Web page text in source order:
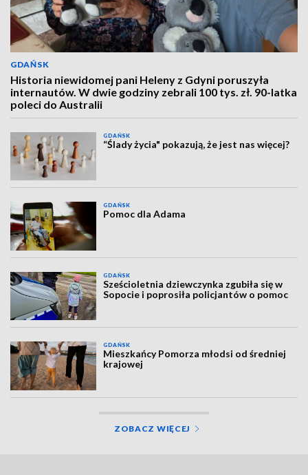
GDAŃSK
Historia niewidomej pani Heleny z Gdyni poruszyła
internautów. W dwie godziny zebrali 100 tys. zł. 90-latka
poleci do Australii
GDAŃSK
“Ślady życia" pokazują, że jest nas więcej?
GDAŃSK
Pomoc dla Adama
GDAŃSK
Sześcioletnia dziewczynka zgubiła się w
Sopocie i poprosiła policjantów o pomoc
GDAŃSK
Mieszkańcy Pomorza młodsi od średniej
krajowej
ZOBACZ WIĘCEJ